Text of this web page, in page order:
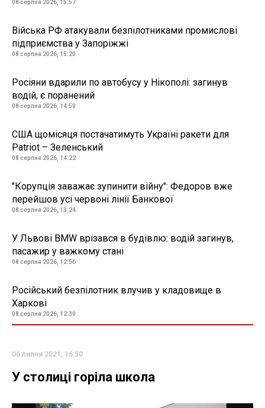
08 серпня 2026, 15:57
Війська РФ атакували безпілотниками промислові
підприємства у Запоріжжі
08 серпня 2026, 15:20
Росіяни вдарили по автобусу у Нікополі: загинув
водій, є поранений
08 серпня 2026, 14:50
США щомісяця постачатимуть Україні ракети для
Patriot – Зеленський
08 серпня 2026, 14:22
"Корупція заважає зупинити війну": Федоров вже
перейшов усі червоні лінії Банкової
08 серпня 2026, 13:24
У Львові BMW врізався в будівлю: водій загинув,
пасажир у важкому стані
08 серпня 2026, 12:56
Російський безпілотник влучив у кладовище в
Харкові
08 серпня 2026, 12:30
06 липня 2021, 16:50
У столиці горіла школа